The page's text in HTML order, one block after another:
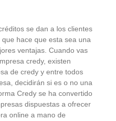
se dan a los clientes
hace que esta sea una
ventajas. Cuando vas
credy, existen
de credy y entre todos
decidirán si es o no una
Credy se ha convertido
dispuestas a ofrecer
online a mano de